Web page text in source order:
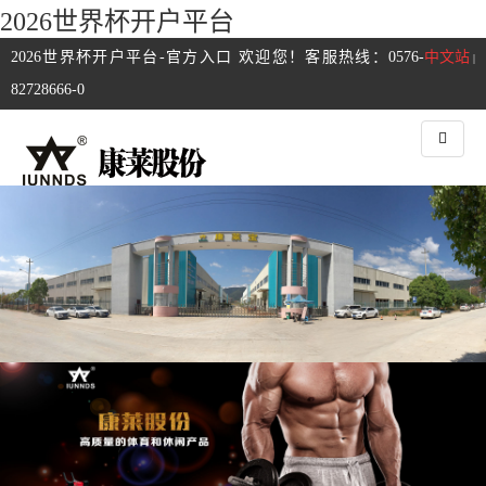
2026世界杯开户平台
中文站 |
2026世界杯开户平台-官方入口 欢迎您！客服热线：0576-
82728666-0